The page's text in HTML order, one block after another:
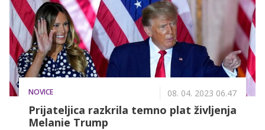
NOVICE 08. 04. 2023 06.47
Prijateljica razkrila temno plat življenja
Melanie Trump